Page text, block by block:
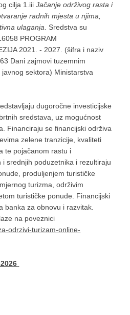
cilja 1.iiiJačanje održivog rasta i
radnih mjesta u njima,
ulaganja . Sredstva su
PROGRAM
2021. - 2027. (šifra i naziv
Dani zajmovi tuzemnim
sektora) Ministarstva
dugoročne investicijske
sredstava, uz mogućnost
Financiraju se financijski održiva
zelene tranzicije, kvaliteti
te pojačanom rastu i
srednjih poduzetnika i rezultiraju
produljenjem turističke
turizma, održivim
turističke ponude. Financijski
banka za obnovu i razvitak.
na poveznici
odrzivi-turizam-online-